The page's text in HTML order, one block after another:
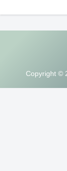
Copyright ©